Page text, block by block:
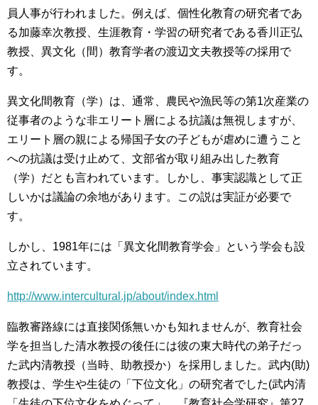
員人事が行われました。例えば、個性化教育の研究者であ
る加藤幸次教授、生涯教育・学習の研究者である香川正弘
教授、異文化（間）教育学者の渡辺文夫教授等の採用で
す。
異文化間教育（学）は、通常、農民や漁民等の第1次産業の
従事者のような非エリート層による抗議は無視しますが、
エリート層の親による帰国子女の子どもが虐めに遭うこと
への抗議は受け止めて、文部省が取り組み出した教育
（学）だとも言われています。しかし、事実認識として正
しいかは議論の余地があります。この説は実証が必要で
す。
しかし、1981年には「異文化間教育学会」という学会も設
立されています。
http://www.intercultural.jp/about/index.html
臨教審路線には直接関係無いかも知れませんが、教育社会
学を担当した清水教授の後任には彼の東大時代の弟子だっ
た武内清教授（当時、助教授か）を採用しました。武内(助)
教授は、学生や生徒の「下位文化」の研究者でした(武内清